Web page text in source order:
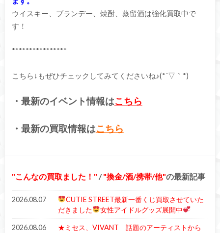
ウイスキー、ブランデー、焼酎、蒸留酒は強化買取中で
す！
****************
こちら↓もぜひチェックしてみてくださいね♪(*´▽｀*)
・最新のイベント情報はこちら
・最新の買取情報はこちら
こんなの買取ました！ / 換金/酒/携帯/他 の最新記事
2026.08.07
CUTIE STREET最新一番くじ買取させていた
だきました
女性アイドルグッズ展開中
2026.08.06
★ミセス、VIVANT 話題のアーティストから